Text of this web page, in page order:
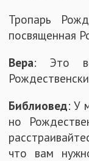
Тропарь
посвященная
Вера: Это
Библиовед: У
но
что вам